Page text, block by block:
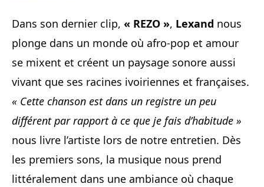
Dans son dernier clip, « REZO », Lexand nous
plonge dans un monde où afro-pop et amour
se mixent et créent un paysage sonore aussi
vivant que ses racines ivoiriennes et françaises.
« Cette chanson est dans un registre un peu
différent par rapport à ce que je fais d’habitude »
nous livre l’artiste lors de notre entretien. Dès
les premiers sons, la musique nous prend
littéralement dans une ambiance où chaque